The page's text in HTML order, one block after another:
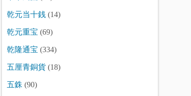
乾元当十銭 (14)
乾元重宝 (69)
乾隆通宝 (334)
五厘青銅貨 (18)
五銖 (90)